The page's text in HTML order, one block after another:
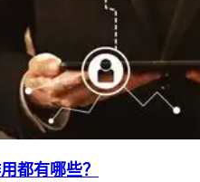
都有哪些？